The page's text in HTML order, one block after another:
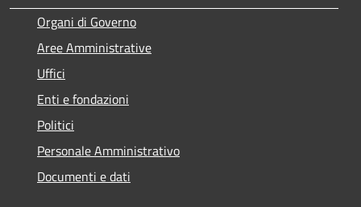
Organi di Governo
Aree Amministrative
Uffici
Enti e fondazioni
Politici
Personale Amministrativo
Documenti e dati